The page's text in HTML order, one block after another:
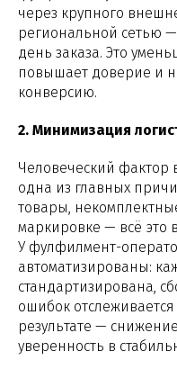
через крупного
региональной сетью
день заказа. Это
повышает доверие и
конверсию.
2. Минимизация
Человеческий фактор
одна из главных
товары,
маркировке — всё это
У фулфилмент-
автоматизированы:
стандартизирована,
ошибок
результате —
уверенность в